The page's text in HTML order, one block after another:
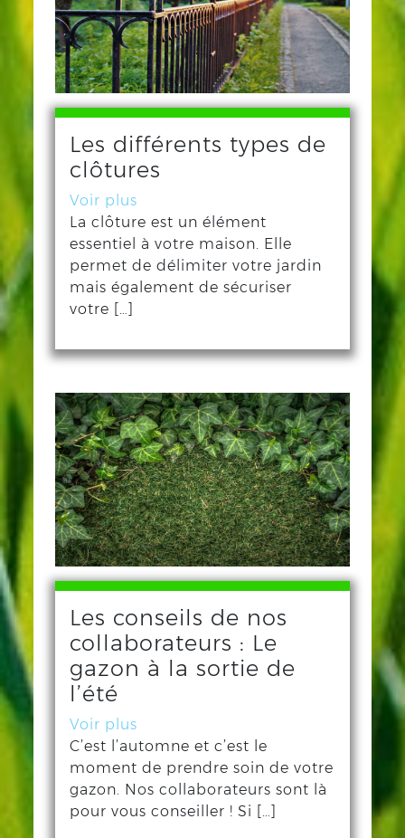
Les différents types de
clôtures
Voir plus
La clôture est un élément
essentiel à votre maison. Elle
permet de délimiter votre jardin
mais également de sécuriser
votre […]
Les conseils de nos
collaborateurs : Le
gazon à la sortie de
l’été
Voir plus
C’est l’automne et c’est le
moment de prendre soin de votre
gazon. Nos collaborateurs sont là
pour vous conseiller ! Si […]